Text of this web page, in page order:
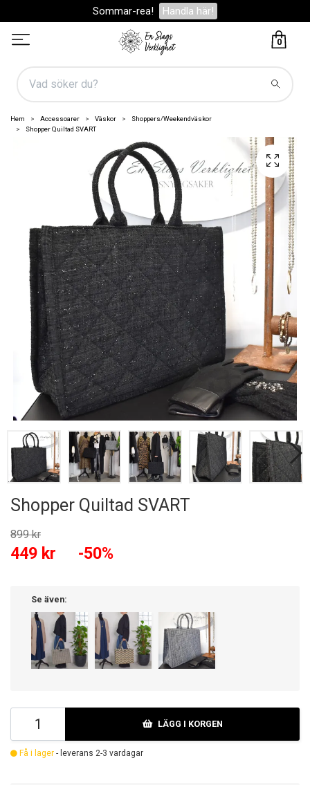
Sommar-rea! Handla här!
0
Hem Accessoarer Väskor
Shoppers/Weekendväskor
Shopper Quiltad SVART
Shopper Quiltad SVART
899 kr
449 kr -50%
Se även:
LÄGG I KORGEN
Få i lager - leverans 2-3 vardagar